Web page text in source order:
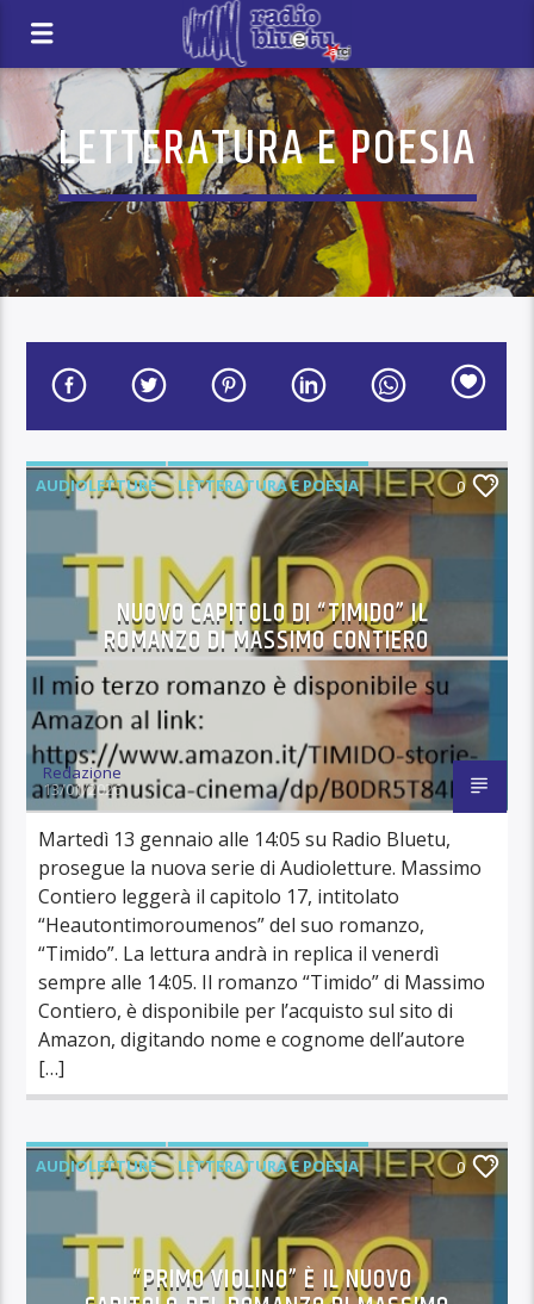
LETTERATURA E POESIA
AUDIOLETTURE LETTERATURA E POESIA 0
NUOVO CAPITOLO DI “TIMIDO” IL
ROMANZO DI MASSIMO CONTIERO
Redazione
13/01/2026
Martedì 13 gennaio alle 14:05 su Radio Bluetu,
prosegue la nuova serie di Audioletture. Massimo
Contiero leggerà il capitolo 17, intitolato
“Heautontimoroumenos” del suo romanzo,
“Timido”. La lettura andrà in replica il venerdì
sempre alle 14:05. Il romanzo “Timido” di Massimo
Contiero, è disponibile per l’acquisto sul sito di
Amazon, digitando nome e cognome dell’autore
[…]
AUDIOLETTURE LETTERATURA E POESIA 0
“PRIMO VIOLINO” È IL NUOVO